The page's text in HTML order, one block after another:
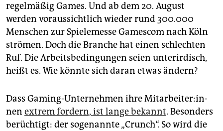
regelmäßig Games. Und ab dem 20. August
werden voraussichtlich wieder rund 300.000
Menschen zur Spielemesse Gamescom nach Köln
strömen. Doch die Branche hat einen schlechten
Ruf. Die Arbeitsbedingungen seien unterirdisch,
heißt es. Wie könnte sich daran etwas ändern?
Dass Gaming-Unternehmen ihre Mit­ar­bei­te­r:in­
nen extrem fordern, ist lange bekannt. Besonders
berüchtigt: der sogenannte „Crunch“. So wird die